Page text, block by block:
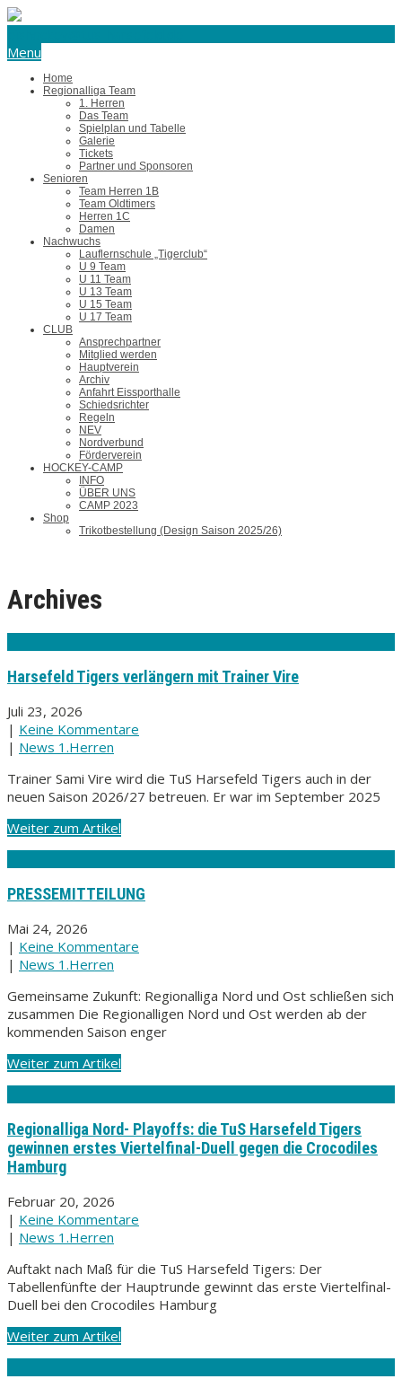
Menu
Home
Regionalliga Team
1. Herren
Das Team
Spielplan und Tabelle
Galerie
Tickets
Partner und Sponsoren
Senioren
Team Herren 1B
Team Oldtimers
Herren 1C
Damen
Nachwuchs
Lauflernschule „Tigerclub“
U 9 Team
U 11 Team
U 13 Team
U 15 Team
U 17 Team
CLUB
Ansprechpartner
Mitglied werden
Hauptverein
Archiv
Anfahrt Eissporthalle
Schiedsrichter
Regeln
NEV
Nordverbund
Förderverein
HOCKEY-CAMP
INFO
ÜBER UNS
CAMP 2023
Shop
Trikotbestellung (Design Saison 2025/26)
Archives
Harsefeld Tigers verlängern mit Trainer Vire
Juli 23, 2026
| Keine Kommentare
| News 1.Herren
Trainer Sami Vire wird die TuS Harsefeld Tigers auch in der
neuen Saison 2026/27 betreuen. Er war im September 2025
Weiter zum Artikel
PRESSEMITTEILUNG
Mai 24, 2026
| Keine Kommentare
| News 1.Herren
Gemeinsame Zukunft: Regionalliga Nord und Ost schließen sich
zusammen Die Regionalligen Nord und Ost werden ab der
kommenden Saison enger
Weiter zum Artikel
Regionalliga Nord- Playoffs: die TuS Harsefeld Tigers
gewinnen erstes Viertelfinal-Duell gegen die Crocodiles
Hamburg
Februar 20, 2026
| Keine Kommentare
| News 1.Herren
Auftakt nach Maß für die TuS Harsefeld Tigers: Der
Tabellenfünfte der Hauptrunde gewinnt das erste Viertelfinal-
Duell bei den Crocodiles Hamburg
Weiter zum Artikel